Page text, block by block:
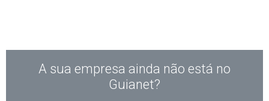
A sua empresa ainda não está no
Guianet?